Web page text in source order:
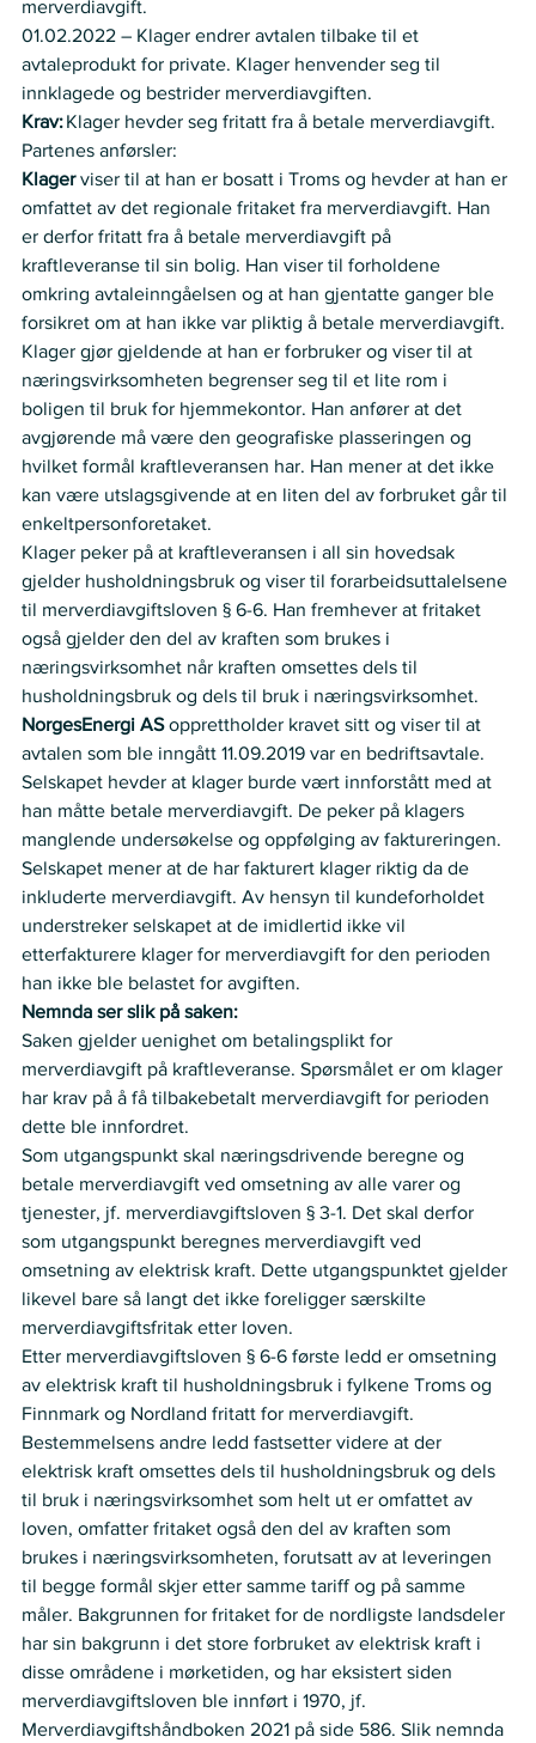
merverdiavgift.
01.02.2022 – Klager endrer avtalen tilbake til et
avtaleprodukt for private. Klager henvender seg til
innklagede og bestrider merverdiavgiften.
Krav: Klager hevder seg fritatt fra å betale merverdiavgift.
Partenes anførsler:
Klager viser til at han er bosatt i Troms og hevder at han er
omfattet av det regionale fritaket fra merverdiavgift. Han
er derfor fritatt fra å betale merverdiavgift på
kraftleveranse til sin bolig. Han viser til forholdene
omkring avtaleinngåelsen og at han gjentatte ganger ble
forsikret om at han ikke var pliktig å betale merverdiavgift.
Klager gjør gjeldende at han er forbruker og viser til at
næringsvirksomheten begrenser seg til et lite rom i
boligen til bruk for hjemmekontor. Han anfører at det
avgjørende må være den geografiske plasseringen og
hvilket formål kraftleveransen har. Han mener at det ikke
kan være utslagsgivende at en liten del av forbruket går til
enkeltpersonforetaket.
Klager peker på at kraftleveransen i all sin hovedsak
gjelder husholdningsbruk og viser til forarbeidsuttalelsene
til merverdiavgiftsloven § 6-6. Han fremhever at fritaket
også gjelder den del av kraften som brukes i
næringsvirksomhet når kraften omsettes dels til
husholdningsbruk og dels til bruk i næringsvirksomhet.
NorgesEnergi AS opprettholder kravet sitt og viser til at
avtalen som ble inngått 11.09.2019 var en bedriftsavtale.
Selskapet hevder at klager burde vært innforstått med at
han måtte betale merverdiavgift. De peker på klagers
manglende undersøkelse og oppfølging av faktureringen.
Selskapet mener at de har fakturert klager riktig da de
inkluderte merverdiavgift. Av hensyn til kundeforholdet
understreker selskapet at de imidlertid ikke vil
etterfakturere klager for merverdiavgift for den perioden
han ikke ble belastet for avgiften.
Nemnda ser slik på saken:
Saken gjelder uenighet om betalingsplikt for
merverdiavgift på kraftleveranse. Spørsmålet er om klager
har krav på å få tilbakebetalt merverdiavgift for perioden
dette ble innfordret.
Som utgangspunkt skal næringsdrivende beregne og
betale merverdiavgift ved omsetning av alle varer og
tjenester, jf. merverdiavgiftsloven § 3-1. Det skal derfor
som utgangspunkt beregnes merverdiavgift ved
omsetning av elektrisk kraft. Dette utgangspunktet gjelder
likevel bare så langt det ikke foreligger særskilte
merverdiavgiftsfritak etter loven.
Etter merverdiavgiftsloven § 6-6 første ledd er omsetning
av elektrisk kraft til husholdningsbruk i fylkene Troms og
Finnmark og Nordland fritatt for merverdiavgift.
Bestemmelsens andre ledd fastsetter videre at der
elektrisk kraft omsettes dels til husholdningsbruk og dels
til bruk i næringsvirksomhet som helt ut er omfattet av
loven, omfatter fritaket også den del av kraften som
brukes i næringsvirksomheten, forutsatt av at leveringen
til begge formål skjer etter samme tariff og på samme
måler. Bakgrunnen for fritaket for de nordligste landsdeler
har sin bakgrunn i det store forbruket av elektrisk kraft i
disse områdene i mørketiden, og har eksistert siden
merverdiavgiftsloven ble innført i 1970, jf.
Merverdiavgiftshåndboken 2021 på side 586. Slik nemnda